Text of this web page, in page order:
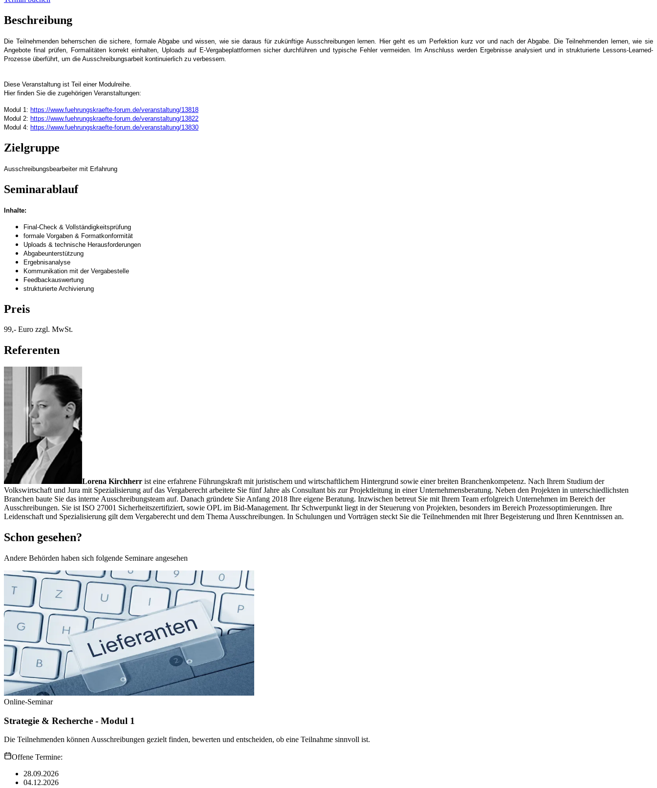
Beschreibung
Die Teilnehmenden beherrschen die sichere, formale Abgabe und wissen, wie sie daraus für zukünftige Ausschreibungen lernen. Hier geht es um Perfektion kurz vor und nach der Abgabe. Die Teilnehmenden lernen, wie sie
Angebote final prüfen, Formalitäten korrekt einhalten, Uploads auf E-Vergabeplattformen sicher durchführen und typische Fehler vermeiden. Im Anschluss werden Ergebnisse analysiert und in strukturierte Lessons-Learned-
Prozesse überführt, um die Ausschreibungsarbeit kontinuierlich zu verbessern.
Diese Veranstaltung ist Teil einer Modulreihe.
Hier finden Sie die zugehörigen Veranstaltungen:
Modul 1: https://www.fuehrungskraefte-forum.de/veranstaltung/13818
Modul 2: https://www.fuehrungskraefte-forum.de/veranstaltung/13822
Modul 4: https://www.fuehrungskraefte-forum.de/veranstaltung/13830
Zielgruppe
Ausschreibungsbearbeiter mit Erfahrung
Seminarablauf
Inhalte:
Final-Check & Vollständigkeitsprüfung
formale Vorgaben & Formatkonformität
Uploads & technische Herausforderungen
Abgabeunterstützung
Ergebnisanalyse
Kommunikation mit der Vergabestelle
Feedbackauswertung
strukturierte Archivierung
Preis
99,- Euro zzgl. MwSt.
Referenten
Lorena Kirchherr ist eine erfahrene Führungskraft mit juristischem und wirtschaftlichem Hintergrund sowie einer breiten Branchenkompetenz. Nach Ihrem Studium der
Volkswirtschaft und Jura mit Spezialisierung auf das Vergaberecht arbeitete Sie fünf Jahre als Consultant bis zur Projektleitung in einer Unternehmensberatung. Neben den Projekten in unterschiedlichsten
Branchen baute Sie das interne Ausschreibungsteam auf. Danach gründete Sie Anfang 2018 Ihre eigene Beratung. Inzwischen betreut Sie mit Ihrem Team erfolgreich Unternehmen im Bereich der
Ausschreibungen. Sie ist ISO 27001 Sicherheitszertifiziert, sowie OPL im Bid-Management. Ihr Schwerpunkt liegt in der Steuerung von Projekten, besonders im Bereich Prozessoptimierungen. Ihre
Leidenschaft und Spezialisierung gilt dem Vergaberecht und dem Thema Ausschreibungen. In Schulungen und Vorträgen steckt Sie die Teilnehmenden mit Ihrer Begeisterung und Ihren Kenntnissen an.
Schon gesehen?
Andere Behörden haben sich folgende Seminare angesehen
Online-Seminar
Strategie & Recherche - Modul 1
Die Teilnehmenden können Ausschreibungen gezielt finden, bewerten und entscheiden, ob eine Teilnahme sinnvoll ist.
Offene Termine:
28.09.2026
04.12.2026